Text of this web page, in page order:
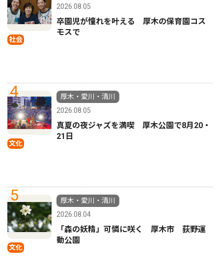
社会
2026.08.05
卒園児が憧れを叶える 厚木の保育園コス
モスで
4
文化
厚木・愛川・清川
2026.08.05
真夏の夜ジャズを満喫 厚木公園で8月20・
21日
5
文化
厚木・愛川・清川
2026.08.04
「森の妖精」可憐に咲く 厚木市 荻野運
動公園